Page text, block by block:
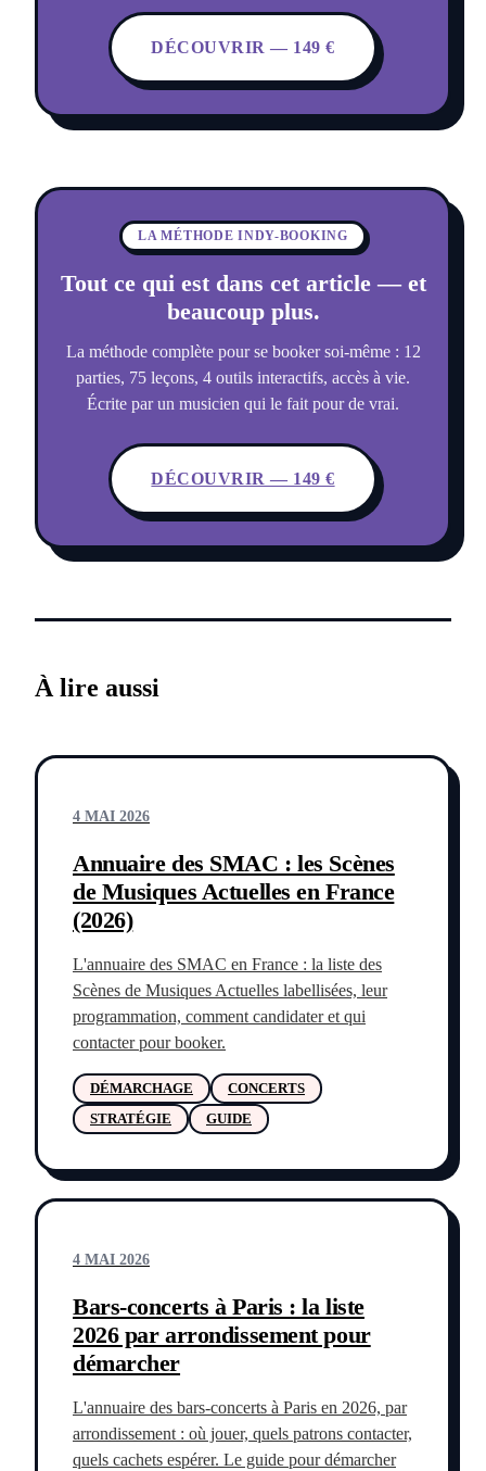
DÉCOUVRIR — 149 €
LA MÉTHODE INDY-BOOKING
Tout ce qui est dans cet article — et
beaucoup plus.
La méthode complète pour se booker soi-même : 12
parties, 75 leçons, 4 outils interactifs, accès à vie.
Écrite par un musicien qui le fait pour de vrai.
DÉCOUVRIR — 149 €
À lire aussi
4 MAI 2026
Annuaire des SMAC : les Scènes
de Musiques Actuelles en France
(2026)
L'annuaire des SMAC en France : la liste des
Scènes de Musiques Actuelles labellisées, leur
programmation, comment candidater et qui
contacter pour booker.
DÉMARCHAGE
CONCERTS
STRATÉGIE
GUIDE
4 MAI 2026
Bars-concerts à Paris : la liste
2026 par arrondissement pour
démarcher
L'annuaire des bars-concerts à Paris en 2026, par
arrondissement : où jouer, quels patrons contacter,
quels cachets espérer. Le guide pour démarcher